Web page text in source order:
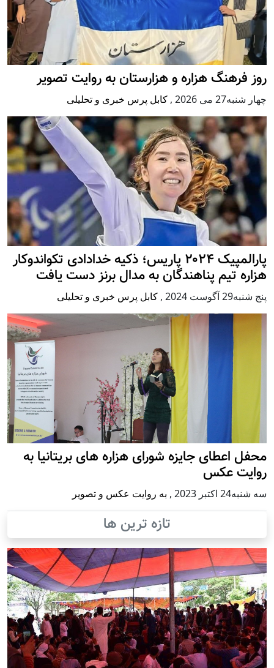
روز فرهنگ هزاره و هزارستان به روایت تصویر
چهار شنبه27 می 2026 , کابل پرس خبری و تحلیلی
پارالمپیک ۲۰۲۴ پاریس؛ ذکیه خدادادی تکواندوکار
هزاره تیم پناهندگان به مدال برنز دست یافت
پنج شنبه29 آگوست 2024 , کابل پرس خبری و تحلیلی
محفل اعطای جایزه شورای هزاره های بریتانیا به
روایت عکس
سه شنبه24 اكتبر 2023 , به روایت عکس و تصویر
تازه ترین ها